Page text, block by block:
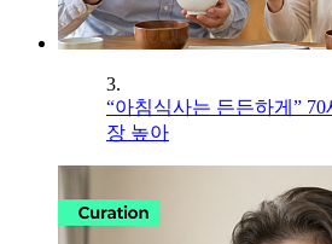
3.
“아침식사는 든든하게”
장 높아